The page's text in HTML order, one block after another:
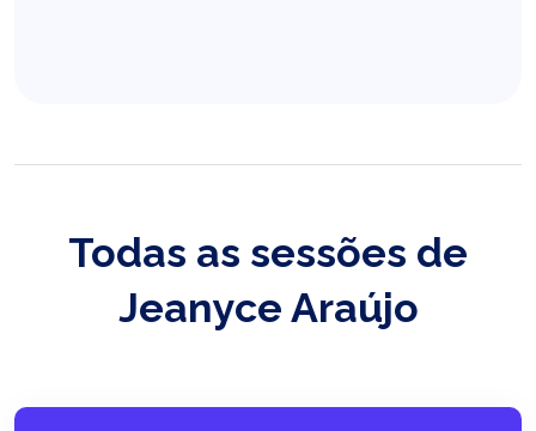
Todas as sessões de
Jeanyce Araújo